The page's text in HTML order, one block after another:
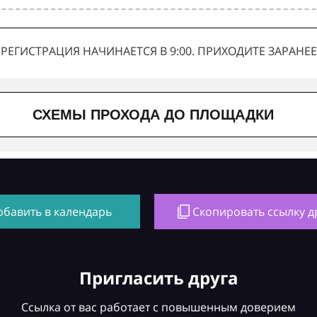
РЕГИСТРАЦИЯ НАЧИНАЕТСЯ В 9:00. ПРИХОДИТЕ ЗАРАНЕЕ
СХЕМЫ ПРОХОДА ДО ПЛОЩАДКИ
в календарь Скопировать ссылку
Пригласить друга
Ссылка от вас работает с повышенным доверием